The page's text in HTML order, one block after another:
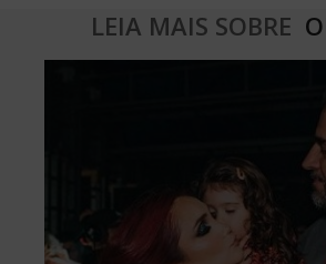
LEIA MAIS SOBRE